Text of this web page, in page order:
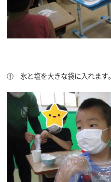
① 氷と塩を大きな袋に入れます。